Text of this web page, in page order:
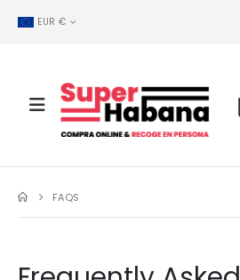
EUR €
FAQS